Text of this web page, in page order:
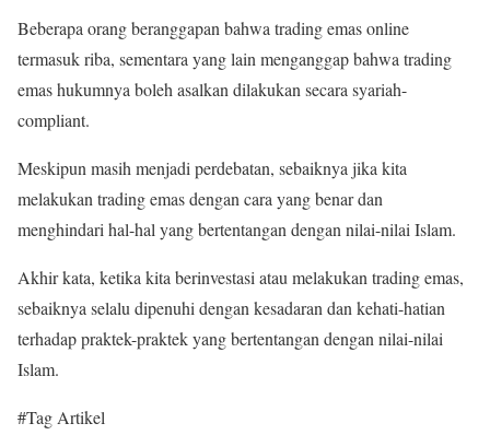
Beberapa orang beranggapan bahwa trading emas online
termasuk riba, sementara yang lain menganggap bahwa trading
emas hukumnya boleh asalkan dilakukan secara syariah-
compliant.
Meskipun masih menjadi perdebatan, sebaiknya jika kita
melakukan trading emas dengan cara yang benar dan
menghindari hal-hal yang bertentangan dengan nilai-nilai Islam.
Akhir kata, ketika kita berinvestasi atau melakukan trading emas,
sebaiknya selalu dipenuhi dengan kesadaran dan kehati-hatian
terhadap praktek-praktek yang bertentangan dengan nilai-nilai
Islam.
#Tag Artikel